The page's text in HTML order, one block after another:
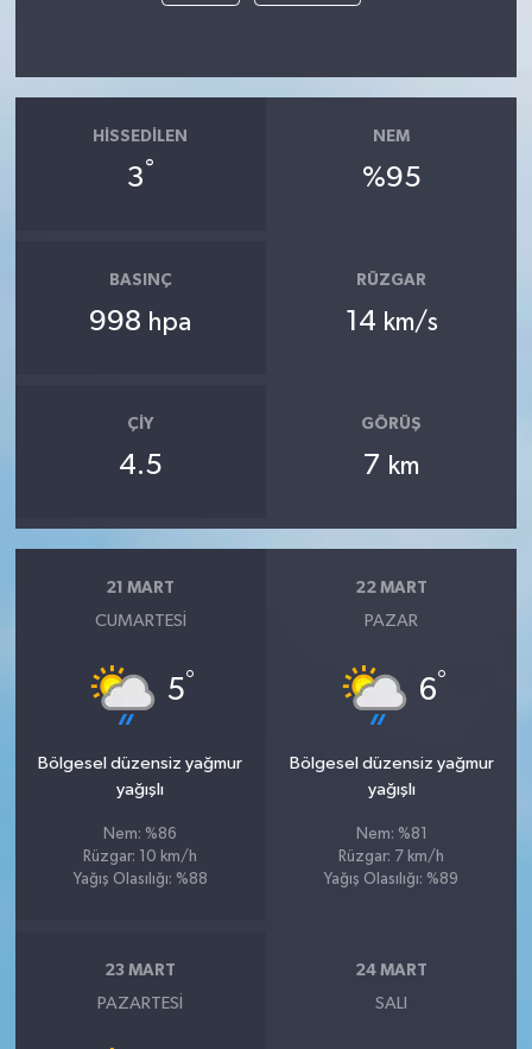
HISSEDILEN
3°
NEM
%95
BASINÇ
998 hpa
RÜZGAR
14 km/s
ÇIY
4.5
GÖRÜŞ
7 km
21 MART
CUMARTESI
5°
Bölgesel düzensiz yağmur
yağışlı
Nem: %86
Rüzgar: 10 km/h
Yağış Olasılığı: %88
22 MART
PAZAR
6°
Bölgesel düzensiz yağmur
yağışlı
Nem: %81
Rüzgar: 7 km/h
Yağış Olasılığı: %89
23 MART
PAZARTESI
24 MART
SALI